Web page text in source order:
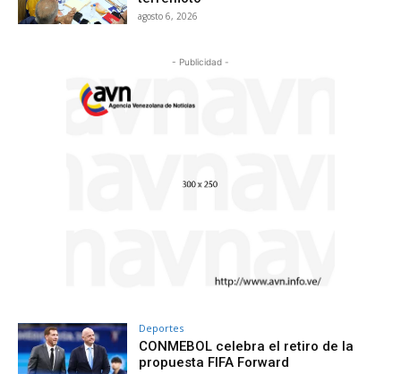
agosto 6, 2026
- Publicidad -
Deportes
CONMEBOL celebra el retiro de la
propuesta FIFA Forward